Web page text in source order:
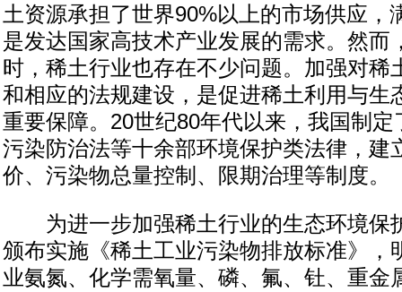
土资源承担了世界90%以上的市场供应，
是发达国家高技术产业发展的需求。然而
时，稀土行业也存在不少问题。加强对稀
和相应的法规建设，是促进稀土利用与生
重要保障。20世纪80年代以来，我国制
污染防治法等十余部环境保护类法律，建
价、污染物总量控制、限期治理等制度。
为进一步加强稀土行业的生态环境保
颁布实施《稀土工业污染物排放标准》，
业氨氮、化学需氧量、磷、氟、钍、重金